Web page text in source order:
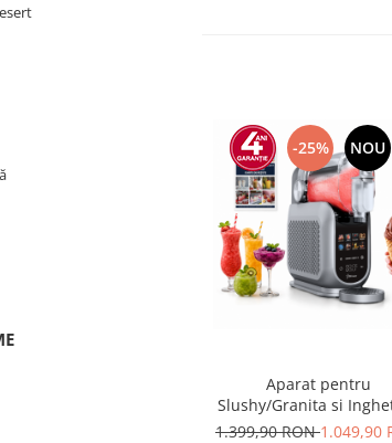
-25% NOU
Aparat pentru
Slushy/Granita si
STARCREST IceMix
1.399,90 RON1.049,90